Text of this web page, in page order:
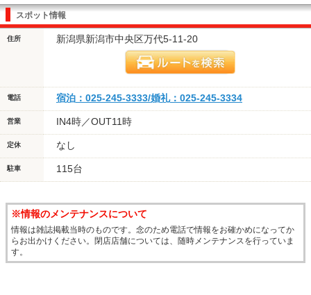
スポット情報
住所 新潟県新潟市中央区万代5-11-20
電話 宿泊：025-245-3333/婚礼：025-245-3334
営業 IN4時／OUT11時
定休 なし
駐車 115台
※情報のメンテナンスについて
情報は雑誌掲載当時のものです。念のため電話で情報をお確かめになってか
らお出かけください。閉店店舗については、随時メンテナンスを行っていま
す。